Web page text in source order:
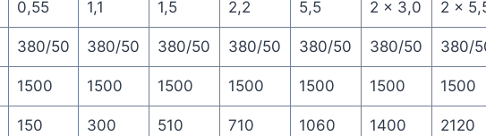
0,55 1,1 1,5 2,2 5,5 2 x 3,0 2 x
380/50 380/50 380/50 380/50 380/50 380/50 380/
1500 1500 1500 1500 1500 1500 1500
150 300 510 710 1060 1400 2120